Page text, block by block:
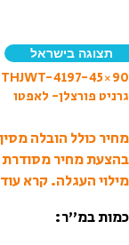
תצוגה בישראל
גרניט פורצלן- לאפטו
מחיר כולל הובלה
בהצעת מחיר
מילוי העגלה. קרא עוד
כמות במ”ר: